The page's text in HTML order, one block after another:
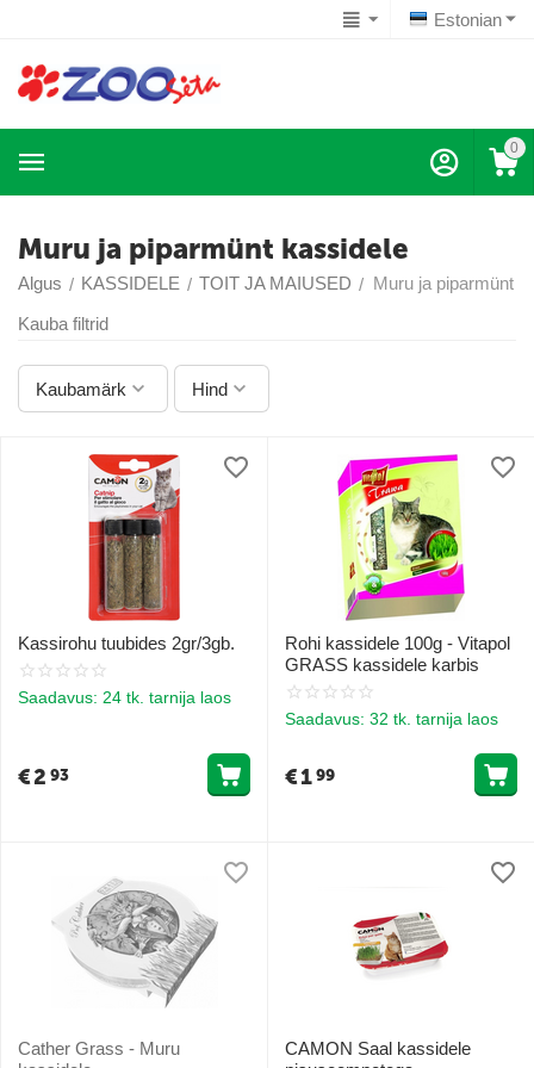
Estonian
0
Muru ja piparmünt kassidele
Algus / KASSIDELE / TOIT JA MAIUSED / Muru ja piparmünt
Kauba filtrid
Kaubamärk Hind
Kassirohu tuubides 2gr/3gb.
Saadavus: 24 tk. tarnija laos
€2 93
Rohi kassidele 100g - Vitapol
GRASS kassidele karbis
Saadavus: 32 tk. tarnija laos
€199
Cather Grass - Muru
CAMON Saal kassidele